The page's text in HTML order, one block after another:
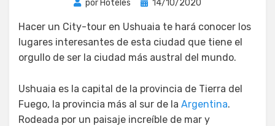
por Hoteles 14/10/2020
Hacer un City-tour en Ushuaia te hará conocer los
lugares interesantes de esta ciudad que tiene el
orgullo de ser la ciudad más austral del mundo.
Ushuaia es la capital de la provincia de Tierra del
Fuego, la provincia más al sur de la Argentina.
Rodeada por un paisaje increíble de mar y